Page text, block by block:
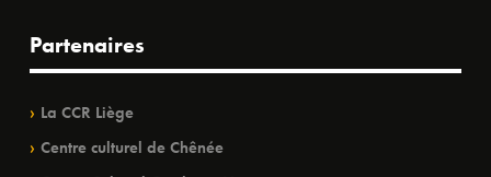
Partenaires
La CCR Liège
Centre culturel de Chênée